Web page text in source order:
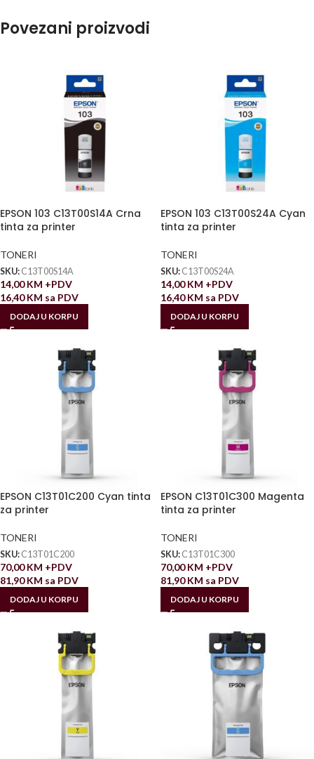
Povezani proizvodi
EPSON 103 C13T00S14A Crna
tinta za printer
TONERI
SKU: C13T00S14A
14,00KM +PDV
16,40KM sa PDV
DODAJ U KORPU
EPSON 103 C13T00S24A Cyan
tinta za printer
TONERI
SKU: C13T00S24A
14,00KM +PDV
16,40KM sa PDV
DODAJ U KORPU
EPSON C13T01C200 Cyan tinta
za printer
TONERI
SKU: C13T01C200
70,00KM +PDV
81,90KM sa PDV
DODAJ U KORPU
EPSON C13T01C300 Magenta
tinta za printer
TONERI
SKU: C13T01C300
70,00KM +PDV
81,90KM sa PDV
DODAJ U KORPU